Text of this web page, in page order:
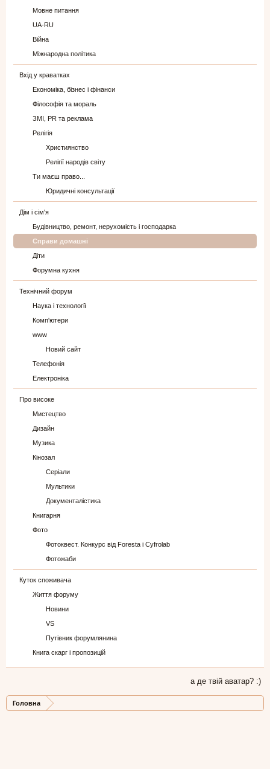
Мовне питання
UA-RU
Війна
Міжнародна політика
Вхід у краватках
Економіка, бізнес і фінанси
Філософія та мораль
ЗМІ, PR та реклама
Релігія
Християнство
Релігії народів світу
Ти маєш право...
Юридичні консультації
Дім і сім'я
Будівництво, ремонт, нерухомість і господарка
Справи домашні
Діти
Форумна кухня
Технічний форум
Наука і технології
Комп'ютери
www
Новий сайт
Телефонія
Електроніка
Про високе
Мистецтво
Дизайн
Музика
Кінозал
Серіали
Мультики
Документалістика
Книгарня
Фото
Фотоквест. Конкурс від Foresta і Cyfrolab
Фотожаби
Куток споживача
Життя форуму
Новини
VS
Путівник форумлянина
Книга скарг і пропозицій
а де твій аватар? :)
Головна